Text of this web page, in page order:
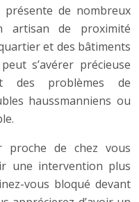
de nombreux
artisan de proximité
et des bâtiments
s’avérer précieuse
des problèmes de
haussmanniens ou
de chez vous
une intervention plus
vous bloqué devant